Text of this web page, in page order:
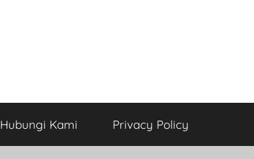
Hubungi Kami Privacy Policy